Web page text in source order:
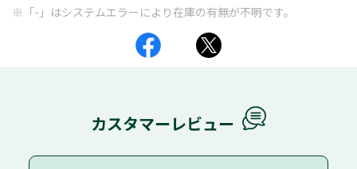
※「-」はシステムエラーにより在庫の有無が不明です。
カスタマーレビュー